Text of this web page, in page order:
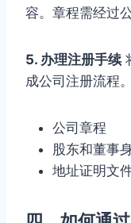
容。章程需经过
5. 办理注册手续
成公司注册流程
公司章程
股东和董事
地址证明文